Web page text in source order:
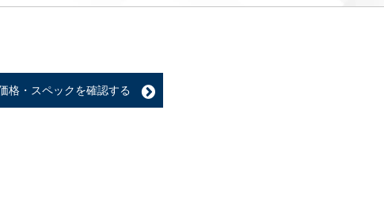
格・スペックを確認する